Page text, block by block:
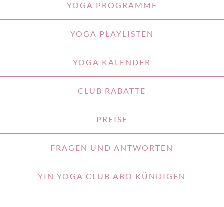
YOGA PROGRAMME
YOGA PLAYLISTEN
YOGA KALENDER
CLUB RABATTE
PREISE
FRAGEN UND ANTWORTEN
YIN YOGA CLUB ABO KÜNDIGEN